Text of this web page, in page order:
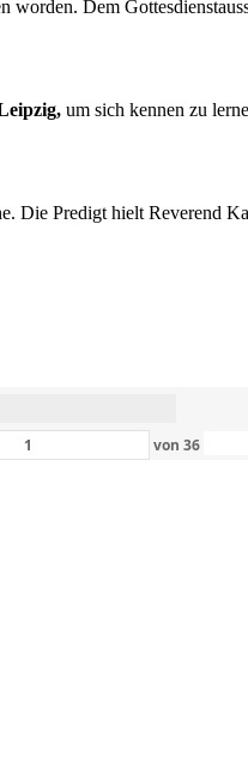
Dem
um sich kennen zu
Die Predigt hielt Reverend
von36